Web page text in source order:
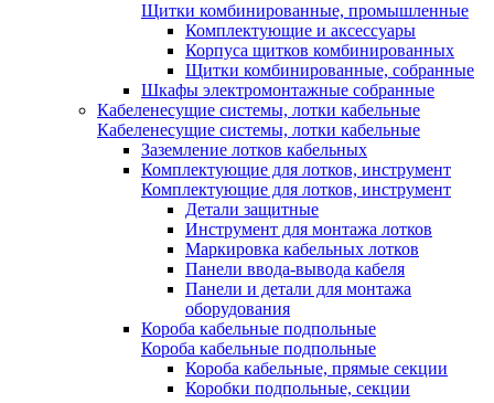
Щитки комбинированные, промышленные
Комплектующие и аксессуары
Корпуса щитков комбинированных
Щитки комбинированные, собранные
Шкафы электромонтажные собранные
Кабеленесущие системы, лотки кабельные
Кабеленесущие системы, лотки кабельные
Заземление лотков кабельных
Комплектующие для лотков, инструмент
Комплектующие для лотков, инструмент
Детали защитные
Инструмент для монтажа лотков
Маркировка кабельных лотков
Панели ввода-вывода кабеля
Панели и детали для монтажа
оборудования
Короба кабельные подпольные
Короба кабельные подпольные
Короба кабельные, прямые секции
Коробки подпольные, секции